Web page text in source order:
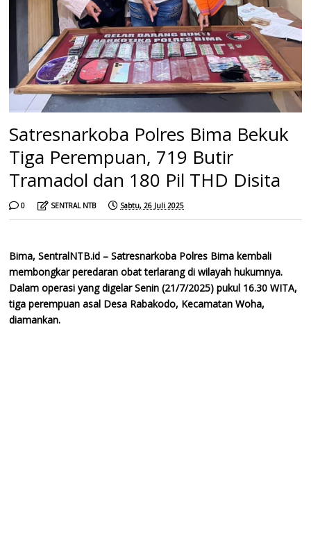
Satresnarkoba Polres Bima Bekuk
Tiga Perempuan, 719 Butir
Tramadol dan 180 Pil THD Disita
0 SENTRAL NTB Sabtu, 26 Juli 2025
Bima, SentralNTB.id – Satresnarkoba Polres Bima kembali
membongkar peredaran obat terlarang di wilayah hukumnya.
Dalam operasi yang digelar Senin (21/7/2025) pukul 16.30 WITA,
tiga perempuan asal Desa Rabakodo, Kecamatan Woha,
diamankan.